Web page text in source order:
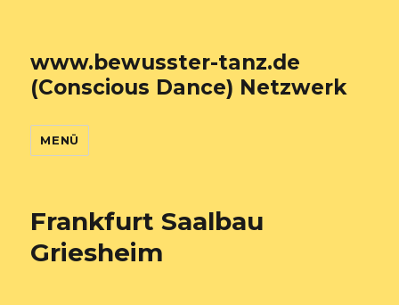
www.bewusster-tanz.de
(Conscious Dance) Netzwerk
MENÜ
Frankfurt Saalbau
Griesheim